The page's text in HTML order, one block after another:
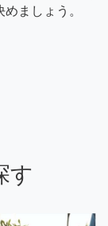
ましょう。
す